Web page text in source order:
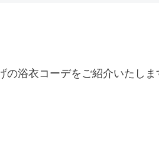
浴衣コーデをご紹介いたしま